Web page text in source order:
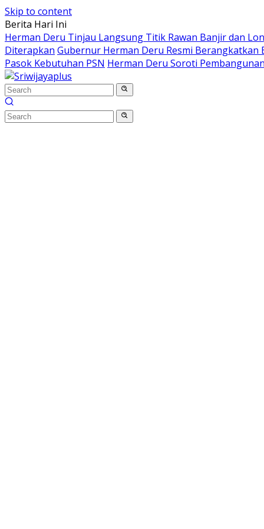
Skip to content
Berita Hari Ini
Herman Deru Tinjau Langsung Titik Rawan Banjir dan
Diterapkan Gubernur Herman Deru Resmi Berangkatkan
Pasok Kebutuhan PSN Herman Deru Soroti